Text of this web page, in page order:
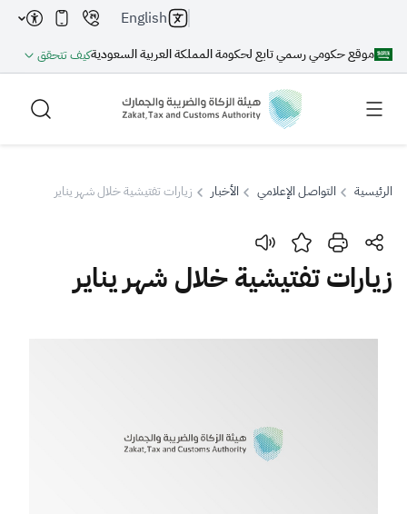
موقع حكومي رسمي تابع لحكومة المملكة العربية السعوديةكيف تتحقق
English
بحث
التصرفات العقارية
الرئيسية التواصل الإعلامي الأخبار زيارات تفتيشية خلال شهر يناير
زيارات تفتيشية خلال شهر يناير